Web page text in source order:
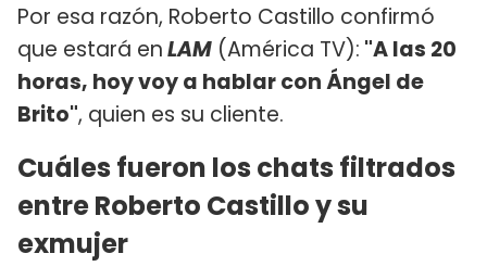
Por esa razón, Roberto Castillo confirmó
que estará enLAM (América TV): "A las 20
horas, hoy voy a hablar con Ángel de
Brito", quien es su cliente.
Cuáles fueron los chats filtrados
entre Roberto Castillo y su
exmujer